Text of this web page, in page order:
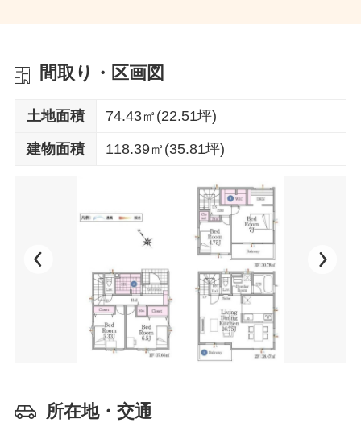
間取り・区画図
土地面積 74.43㎡(22.51坪)
建物面積 118.39㎡(35.81坪)
所在地・交通